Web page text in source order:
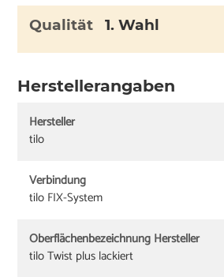
Qualität 1. Wahl
Herstellerangaben
Hersteller
tilo
Verbindung
tilo FIX-System
Oberflächenbezeichnung Hersteller
tilo Twist plus lackiert